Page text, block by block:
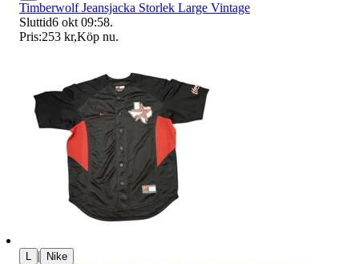
Timberwolf Jeansjacka Storlek Large Vintage
Sluttid6 okt 09:58.
Pris:253 kr,Köp nu.
L | Nike